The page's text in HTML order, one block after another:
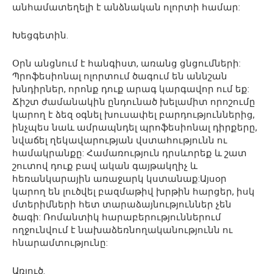
անհամատեղելի է անձնական ոլորտի համար:
Խեցգետին.
Օրն անցնում է հանգիստ, առանց ցնցումների:
Պրոֆեսիոնալ ոլորտում ծագում են աննշան
խնդիրներ, որոնք դուք արագ կարգավոր ում եք:
Ճիշտ ժամանակին ընդունած խելամիտ որոշումը
կարող է ձեզ օգնել խուսափել բարդություններից,
ինչպես նաև ամրապնդել պրոֆեսիոնալ դիրքերը,
նվաճել ղեկավարության վստահությունն ու
համակրանքը: Համառություն դրսևորեք և շատ
շուտով դուք բավ ական գայթակղիչ և
հեռանկարային առաջարկ կստանաք:Այսօր
կարող են լուծվել բազմաթիվ խրթին հարցեր, իսկ
մտերիմների հետ տարաձայնություններ չեն
ծագի: Ռոմանտիկ հարաբերություններում
ողջունվում է նախաձեռնողականությունն ու
հնարամտությունը:
Առյուծ.